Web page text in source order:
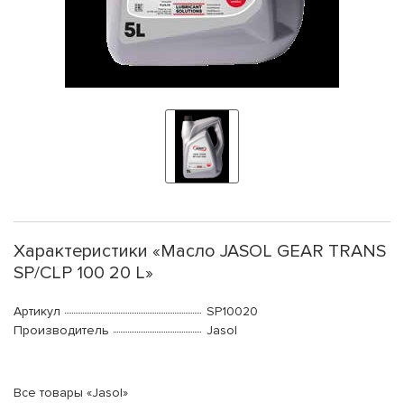
Характеристики «Масло JASOL GEAR TRANS
SP/CLP 100 20 L»
Артикул
SP10020
Производитель
Jasol
Все товары «Jasol»